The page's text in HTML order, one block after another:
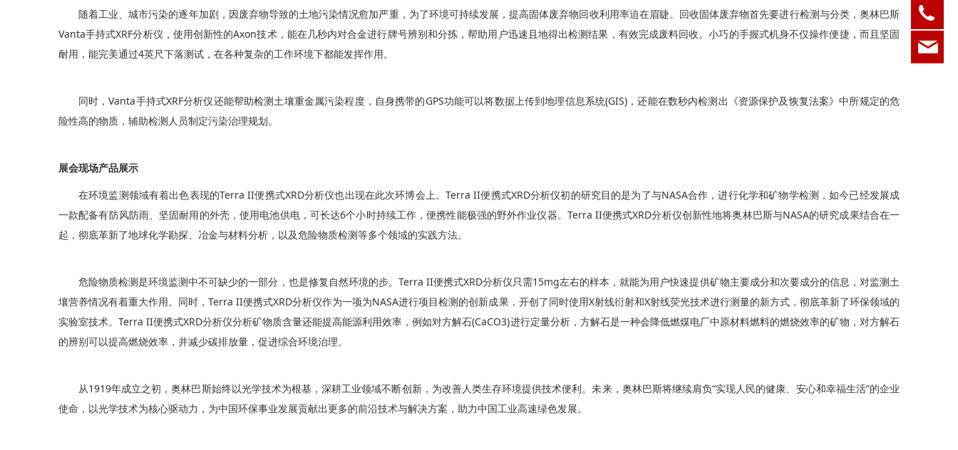
随着工业、城市污染的逐年加剧，因废弃物导致的土地污染情况愈加严重，为了环境可持续发展，提高固体废弃物回收利用率迫在眉睫。回收固体废弃物首先要进行检测与分类，奥林巴斯
Vanta手持式XRF分析仪，使用创新性的Axon技术，能在几秒内对合金进行牌号辨别和分拣，帮助用户迅速且地得出检测结果，有效完成废料回收。小巧的手握式机身不仅操作便捷，而且坚固
耐用，能完美通过4英尺下落测试，在各种复杂的工作环境下都能发挥作用。
同时，Vanta手持式XRF分析仪还能帮助检测土壤重金属污染程度，自身携带的GPS功能可以将数据上传到地理信息系统(GIS)，还能在数秒内检测出《资源保护及恢复法案》中所规定的危
险性高的物质，辅助检测人员制定污染治理规划。
展会现场产品展示
在环境监测领域有着出色表现的Terra II便携式XRD分析仪也出现在此次环博会上。Terra II便携式XRD分析仪初的研究目的是为了与NASA合作，进行化学和矿物学检测，如今已经发展成
一款配备有防风防雨、坚固耐用的外壳，使用电池供电，可长达6个小时持续工作，便携性能极强的野外作业仪器。Terra II便携式XRD分析仪创新性地将奥林巴斯与NASA的研究成果结合在一
起，彻底革新了地球化学勘探、冶金与材料分析，以及危险物质检测等多个领域的实践方法。
危险物质检测是环境监测中不可缺少的一部分，也是修复自然环境的步。Terra II便携式XRD分析仪只需15mg左右的样本，就能为用户快速提供矿物主要成分和次要成分的信息，对监测土
壤营养情况有着重大作用。同时，Terra II便携式XRD分析仪作为一项为NASA进行项目检测的创新成果，开创了同时使用X射线衍射和X射线荧光技术进行测量的新方式，彻底革新了环保领域的
实验室技术。Terra II便携式XRD分析仪分析矿物质含量还能提高能源利用效率，例如对方解石(CaCO3)进行定量分析，方解石是一种会降低燃煤电厂中原材料燃料的燃烧效率的矿物，对方解石
的辨别可以提高燃烧效率，并减少碳排放量，促进综合环境治理。
从1919年成立之初，奥林巴斯始终以光学技术为根基，深耕工业领域不断创新，为改善人类生存环境提供技术便利。未来，奥林巴斯将继续肩负“实现人民的健康、安心和幸福生活”的企业
使命，以光学技术为核心驱动力，为中国环保事业发展贡献出更多的前沿技术与解决方案，助力中国工业高速绿色发展。